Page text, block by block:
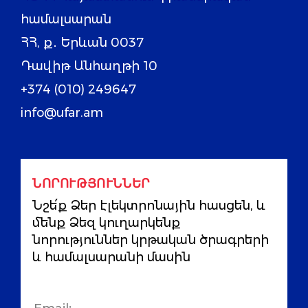
համալսարան
ՀՀ, ք․ Երևան 0037
Դավիթ Անհաղթի 10
+374 (010) 249647
info@ufar.am
ՆՈՐՈՒԹՅՈՒՆՆԵՐ
Նշե՛ք Ձեր էլեկտրոնային հասցեն, և
մենք Ձեզ կուղարկենք
նորություններ կրթական ծրագրերի
և համալսարանի մասին